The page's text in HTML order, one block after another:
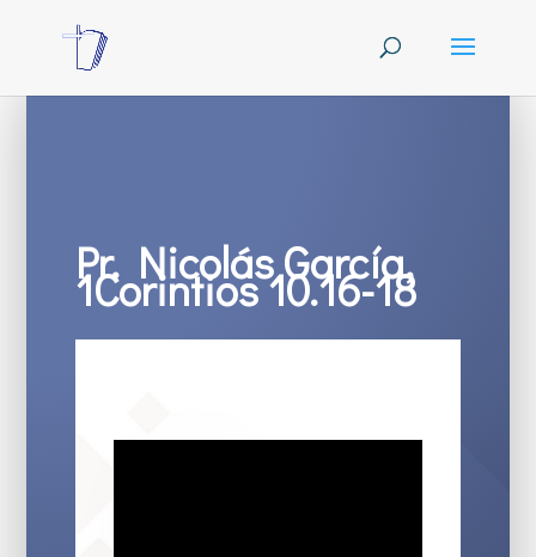
Pr. Nicolás García,
1Corintios 10.16-18